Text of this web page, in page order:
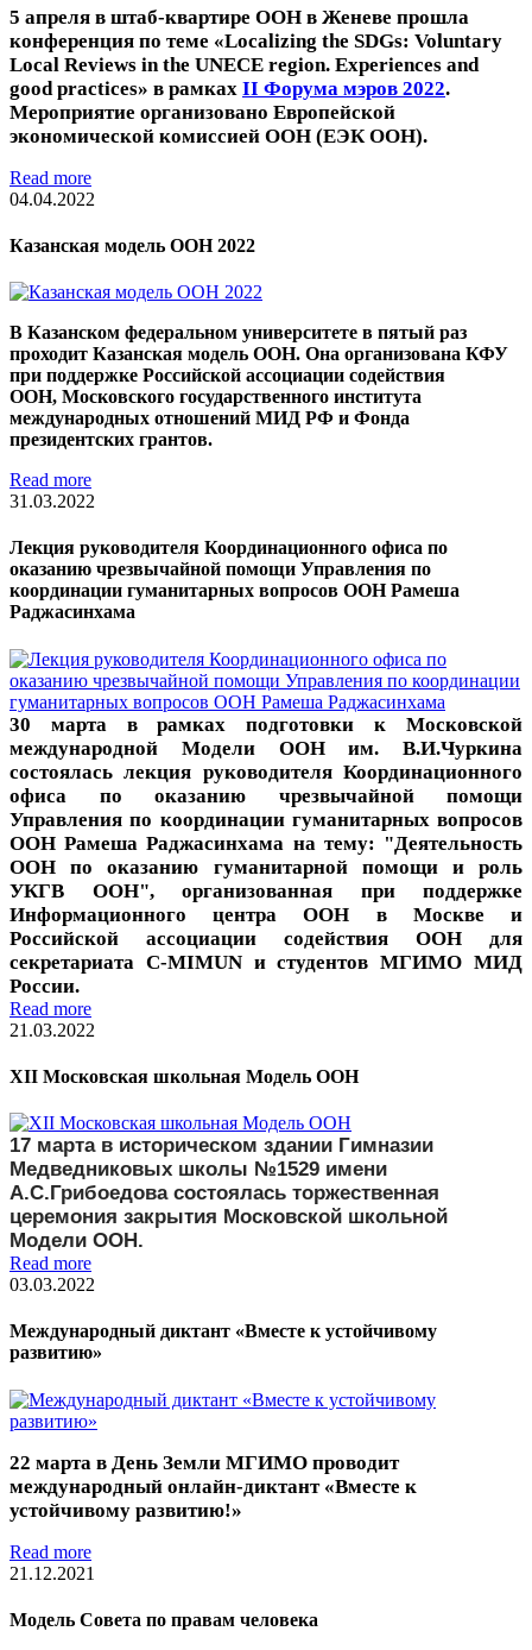
5 апреля в штаб-квартире ООН в Женеве прошла
конференция по теме «Localizing the SDGs: Voluntary
Local Reviews in the UNECE region. Experiences and
good practices» в рамках II Форума мэров 2022.
Мероприятие организовано Европейской
экономической комиссией ООН (ЕЭК ООН).
Read more
04.04.2022
Казанская модель ООН 2022
В Казанском федеральном университете в пятый раз
проходит Казанская модель ООН. Она организована КФУ
при поддержке Российской ассоциации содействия
ООН, Московского государственного института
международных отношений МИД РФ и Фонда
президентских грантов.
Read more
31.03.2022
Лекция руководителя Координационного офиса по
оказанию чрезвычайной помощи Управления по
координации гуманитарных вопросов ООН Рамеша
Раджасинхама
30 марта в рамках подготовки к Московской
международной Модели ООН им. В.И.Чуркина
состоялась лекция руководителя Координационного
офиса по оказанию чрезвычайной помощи
Управления по координации гуманитарных вопросов
ООН Рамеша Раджасинхама на тему: "Деятельность
ООН по оказанию гуманитарной помощи и роль
УКГВ ООН", организованная при поддержке
Информационного центра ООН в Москве и
Российской ассоциации содействия ООН для
секретариата C-MIMUN и студентов МГИМО МИД
России.
Read more
21.03.2022
XII Московская школьная Модель ООН
17 марта в историческом здании Гимназии
Медведниковых школы №1529 имени
А.С.Грибоедова состоялась торжественная
церемония закрытия Московской школьной
Модели ООН.
Read more
03.03.2022
Международный диктант «Вместе к устойчивому
развитию»
22 марта в День Земли МГИМО проводит
международный онлайн-диктант «Вместе к
устойчивому развитию!»
Read more
21.12.2021
Модель Совета по правам человека